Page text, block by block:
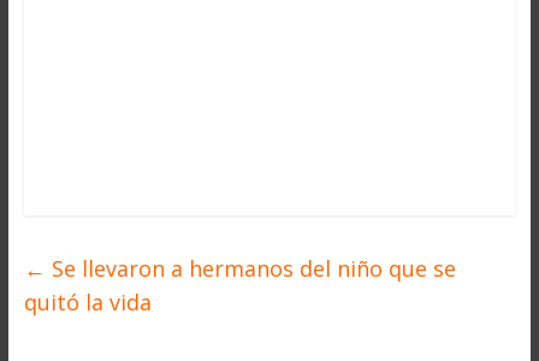
← Se llevaron a hermanos del niño que se
quitó la vida